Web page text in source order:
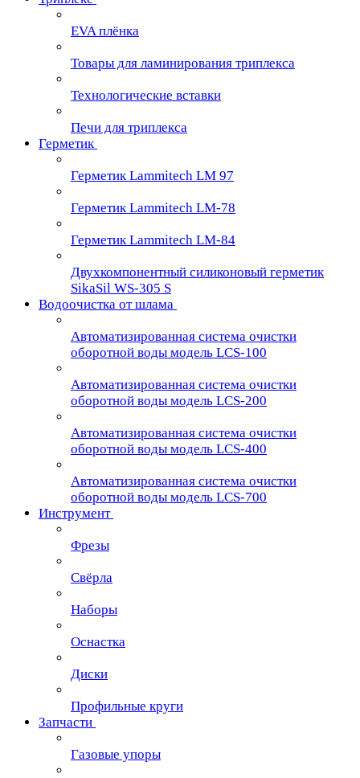
EVA плёнка
Товары для ламинирования триплекса
Технологические вставки
Печи для триплекса
Герметик
Герметик Lammitech LM 97
Герметик Lammitech LM-78
Герметик Lammitech LM-84
Двухкомпонентный силиконовый герметик
SikaSil WS-305 S
Водоочистка от шлама
Автоматизированная система очистки
оборотной воды модель LCS-100
Автоматизированная система очистки
оборотной воды модель LCS-200
Автоматизированная система очистки
оборотной воды модель LCS-400
Автоматизированная система очистки
оборотной воды модель LCS-700
Инструмент
Фрезы
Свёрла
Наборы
Оснастка
Диски
Профильные круги
Запчасти
Газовые упоры